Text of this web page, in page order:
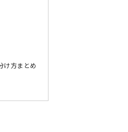
け方まとめ